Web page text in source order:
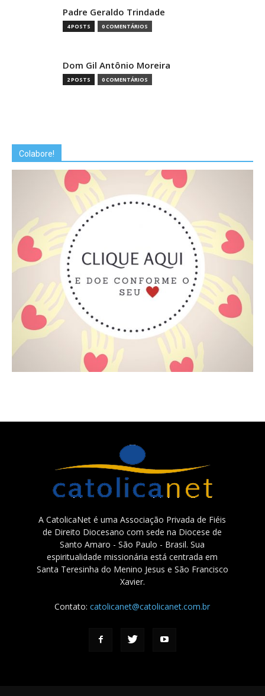
Padre Geraldo Trindade
4 POSTS 0 COMENTÁRIOS
Dom Gil Antônio Moreira
2 POSTS 0 COMENTÁRIOS
Colabore!
A CatolicaNet é uma Associação Privada de Fiéis
de Direito Diocesano com sede na Diocese de
Santo Amaro - São Paulo - Brasil. Sua
espiritualidade missionária está centrada em
Santa Teresinha do Menino Jesus e São Francisco
Xavier.
Contato:catolicanet@catolicanet.com.br